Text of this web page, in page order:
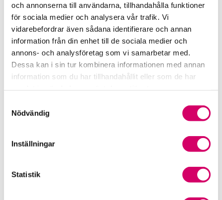
och annonserna till användarna, tillhandahålla funktioner
för sociala medier och analysera vår trafik. Vi
vidarebefordrar även sådana identifierare och annan
information från din enhet till de sociala medier och
annons- och analysföretag som vi samarbetar med.
Dessa kan i sin tur kombinera informationen med annan
information som du har tillhandahållit eller som de har
Nödvändig
Inställningar
Statistik
Skattekurs jord- och skogsbruk 2
Sambandet redovisning och skatt
Moms en fördjupning
Moms vid internationell handel